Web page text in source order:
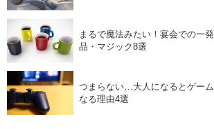
まるで魔法みたい！宴会での一
品・マジック8選
つまらない…大人になるとゲー
なる理由4選